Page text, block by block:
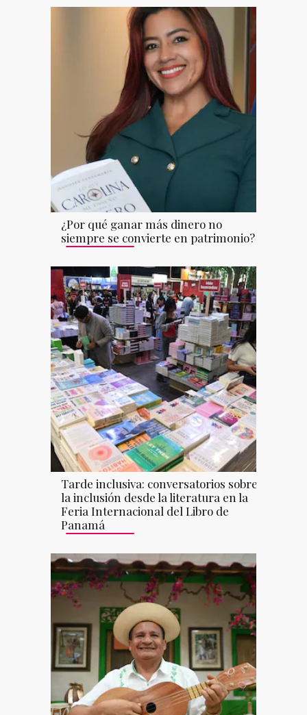
¿Por qué ganar más dinero no
siempre se convierte en patrimonio?
Tarde inclusiva: conversatorios sobre
la inclusión desde la literatura en la
Feria Internacional del Libro de
Panamá